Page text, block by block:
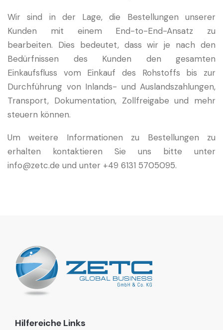
Wir sind in der Lage, die Bestellungen unserer
Kunden mit einem End-to-End-Ansatz zu
bearbeiten. Dies bedeutet, dass wir je nach den
Bedürfnissen des Kunden den gesamten
Einkaufsfluss vom Einkauf des Rohstoffs bis zur
Durchführung von Inlands- und Auslandszahlungen,
Transport, Dokumentation, Zollfreigabe und mehr
steuern können.
Um weitere Informationen zu Bestellungen zu
erhalten kontaktieren Sie uns bitte unter
info@zetc.de und unter +49 6131 5705095.
Hilfereiche Links